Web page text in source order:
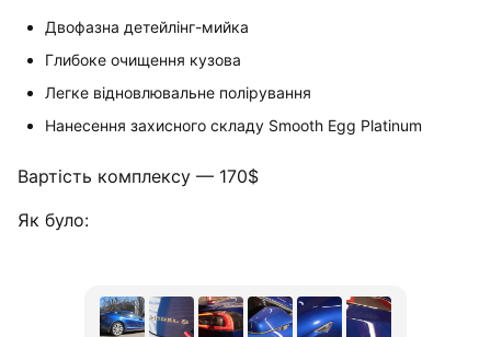
Двофазна детейлінг-мийка
Глибоке очищення кузова
Легке відновлювальне полірування
Нанесення захисного складу Smooth Egg Platinum
Вартість комплексу — 170$
Як було: